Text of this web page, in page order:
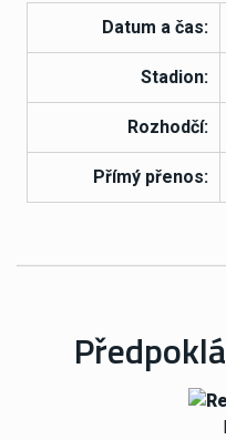
Datum a čas:
Stadion:
Rozhodčí:
Přímý přenos: